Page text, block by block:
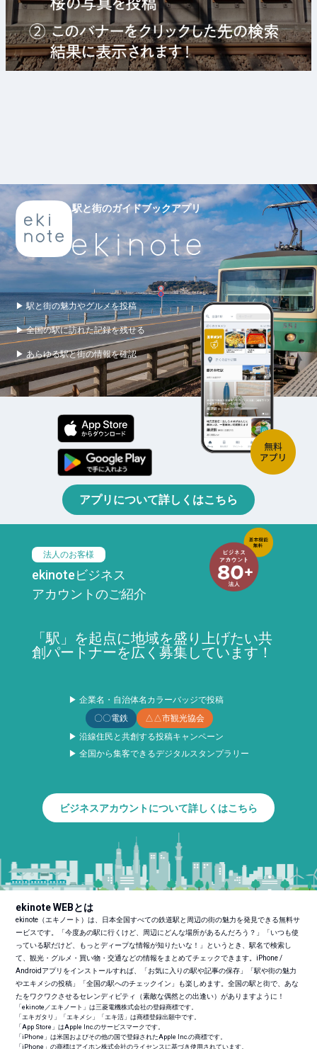
駅と街のガイドブックアプリ
▶ 駅と街の魅力やグルメを投稿
▶ 全国の駅に訪れた記録を残せる
▶ あらゆる駅と街の情報を確認
アプリについて詳しくはこちら
法人のお客様
ekinoteビジネス
アカウントのご紹介
「駅」を起点に地域を盛り上げたい共
創パートナーを広く募集しています！
▶ 企業名・自治体名カラーバッジで投稿
〇〇電鉄
△△市観光協会
▶ 沿線住民と共創する投稿キャンペーン
▶ 全国から集客できるデジタルスタンプラリー
ビジネスアカウントについて詳しくはこちら
ekinote WEBとは
ekinote（エキノート）は、日本全国すべての鉄道駅と周辺の街の魅力を発見できる無料サ
ービスです。「今度あの駅に行くけど、周辺にどんな場所があるんだろう？」「いつも使
っている駅だけど、もっとディープな情報が知りたいな！」というとき、駅名で検索し
て、観光・グルメ・買い物・交通などの情報をまとめてチェックできます。iPhone /
Androidアプリをインストールすれば、「お気に入りの駅や記事の保存」「駅や街の魅力
やエキメシの投稿」「全国の駅へのチェックイン」も楽しめます。全国の駅と街で、あな
たをワクワクさせるセレンディピティ（素敵な偶然との出逢い）がありますように！
「ekinote／エキノート」は三菱電機株式会社の登録商標です。
「エキガタリ」「エキメシ」「エキ活」は商標登録出願中です。
「App Store」はApple Inc.のサービスマークです。
「iPhone」は米国およびその他の国で登録されたApple Inc.の商標です。
「iPhone」の商標はアイホン株式会社のライセンスに基づき使用されています。